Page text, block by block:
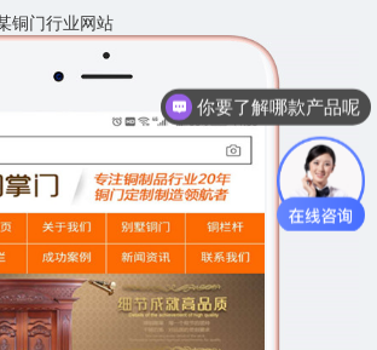
铜门行业网站
你要了解哪款产品呢